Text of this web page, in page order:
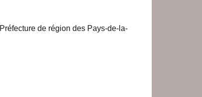
de région des Pays-de-la-